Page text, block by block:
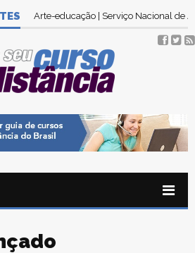
Arte-educação | Serviço Nacional de